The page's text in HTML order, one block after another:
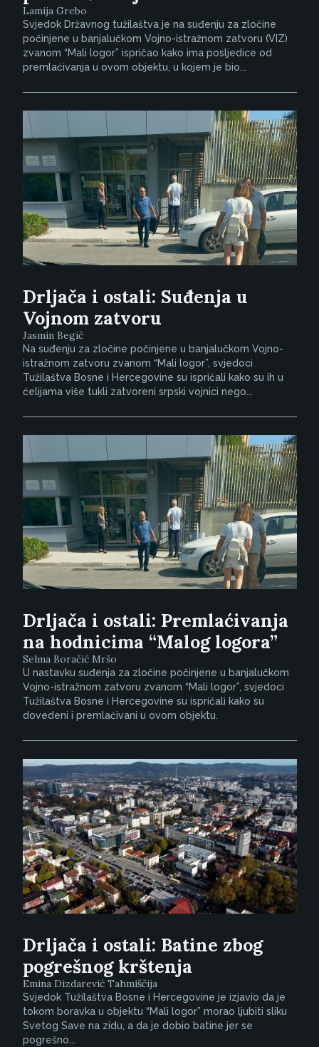
Lamija Grebo
Svjedok Državnog tužilaštva je na suđenju za zločine
počinjene u banjalučkom Vojno-istražnom zatvoru (VIZ)
zvanom “Mali logor” ispričao kako ima posljedice od
premlaćivanja u ovom objektu, u kojem je bio...
Drljača i ostali: Suđenja u
Vojnom zatvoru
Jasmin Begić
Na suđenju za zločine počinjene u banjalučkom Vojno-
istražnom zatvoru zvanom “Mali logor”, svjedoci
Tužilaštva Bosne i Hercegovine su ispričali kako su ih u
ćelijama više tukli zatvoreni srpski vojnici nego...
Drljača i ostali: Premlaćivanja
na hodnicima “Malog logora”
Selma Boračić Mršo
U nastavku suđenja za zločine počinjene u banjalučkom
Vojno-istražnom zatvoru zvanom “Mali logor”, svjedoci
Tužilaštva Bosne i Hercegovine su ispričali kako su
dovedeni i premlaćivani u ovom objektu.
Drljača i ostali: Batine zbog
pogrešnog krštenja
Emina Dizdarević Tahmiščija
Svjedok Tužilaštva Bosne i Hercegovine je izjavio da je
tokom boravka u objektu “Mali logor” morao ljubiti sliku
Svetog Save na zidu, a da je dobio batine jer se
pogrešno...